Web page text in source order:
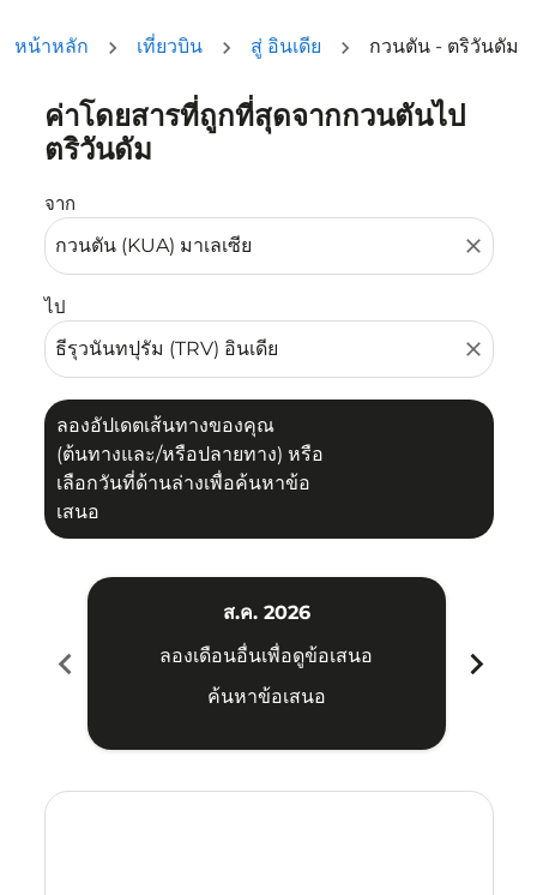
หน้าหลัก เที่ยวบิน สู่ อินเดีย กวนตัน - ตริวันดัม
ค่าโดยสารที่ถูกที่สุดจากกวนตันไป
ตริวันดัม
จาก
close
ไป
close
ลองอัปเดตเส้นทางของคุณ
(ต้นทางและ/หรือปลายทาง) หรือ
เลือกวันที่ด้านล่างเพื่อค้นหาข้อ
เสนอ
ลองอัปเดตเส้นทางของคุณ (ต้นทางและ/หรือปลายทาง) หรื
chevron_left
ส.ค. 2026
ลองเดือนอื่นเพื่อดูข้อเสนอ
ค้นหาข้อเสนอ
chevron_right